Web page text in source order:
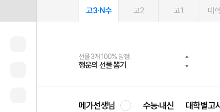
고3·N수 고2 고1 대
선물 3개 100% 당첨!
행운의 선물 뽑기
선물 100% 증정!
메가스터디 X 올리브
여름방학 스터디 캐시백
메가런 썸머스쿨
2027 러셀 단과
강사 공개선발
스마트러닝앱
설문 EVENT
메가패스
3일 무료 체험권
메가패스 수강생 무료혜택!
메가클럽 멤버십
사회공헌 캠페인
희망이룸 메가나눔
메가선생님 수능·내신 대학별고